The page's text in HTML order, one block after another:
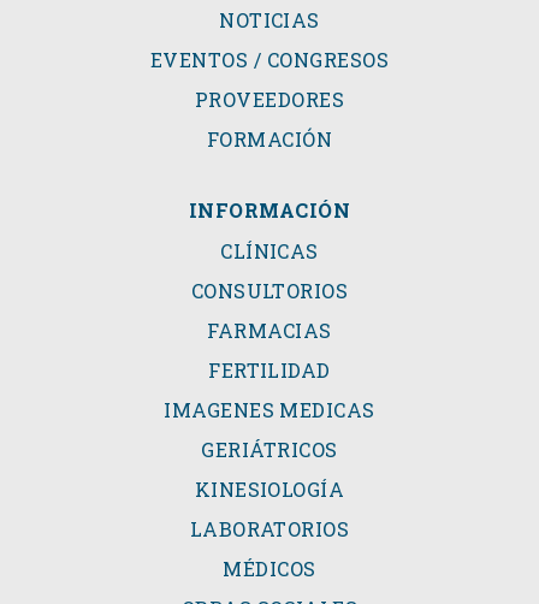
NOTICIAS
EVENTOS / CONGRESOS
PROVEEDORES
FORMACIÓN
INFORMACIÓN
CLÍNICAS
CONSULTORIOS
FARMACIAS
FERTILIDAD
IMAGENES MEDICAS
GERIÁTRICOS
KINESIOLOGÍA
LABORATORIOS
MÉDICOS